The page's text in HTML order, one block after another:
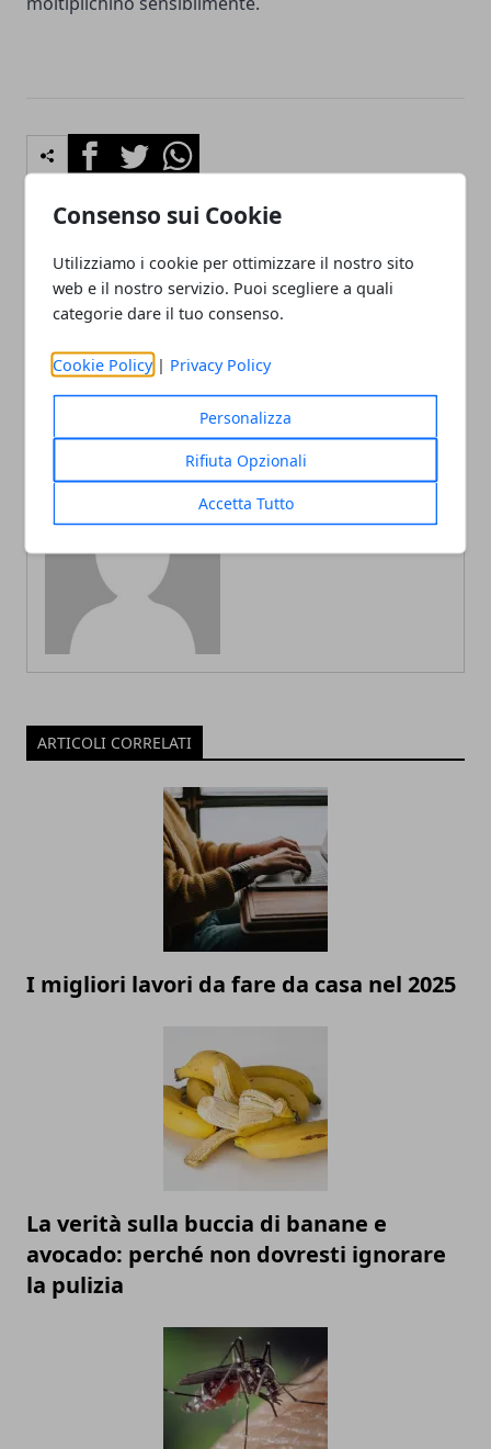
Consenso sui Cookie
Utilizziamo i cookie per ottimizzare il nostro sito
web e il nostro servizio. Puoi scegliere a quali
categorie dare il tuo consenso.
Cookie Policy | Privacy Policy
Personalizza
Rifiuta Opzionali
Accetta Tutto
FacebookTwitterWhatsapp
Articolo Precedente
Luke Perry di Beverly Hills
90210 ricoverato d'urgenza
Dylan
Articolo Successivo
Chi era Germano Mosconi,
ARTICOLI CORRELATI
I migliori lavori da fare da casa nel 2025
La verità sulla buccia di banane e
avocado: perché non dovresti ignorare
la pulizia